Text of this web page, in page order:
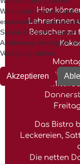
Hier
Lehrerinnen
Besucher zu
Das Bistro
Leckereien,
Die netten
Wir nutzen Cookies auf
essenziell für den
Sie die Cookies
Ablehnung womöglich
Verfügung stehen.
Akzeptieren